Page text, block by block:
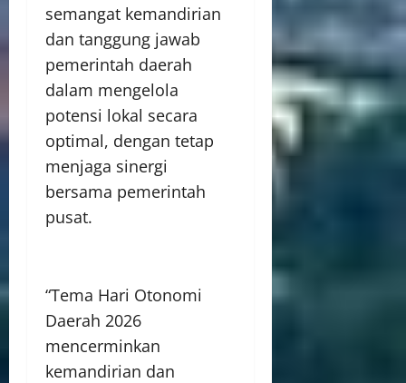
semangat kemandirian
dan tanggung jawab
pemerintah daerah
dalam mengelola
potensi lokal secara
optimal, dengan tetap
menjaga sinergi
bersama pemerintah
pusat.
“Tema Hari Otonomi
Daerah 2026
mencerminkan
kemandirian dan